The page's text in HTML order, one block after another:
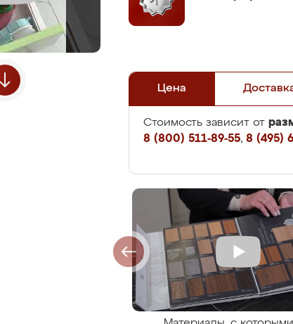
Цена
Стоимость зависит от
8 (800) 511-89-55, 8 (495)